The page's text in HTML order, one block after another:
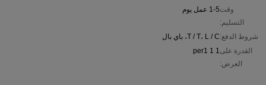
وقت
التسليم:
1-5 عمل يوم
شروط الدفع:T / T، L / C، باي بال
القدرة على
العرض:
1 1 per1